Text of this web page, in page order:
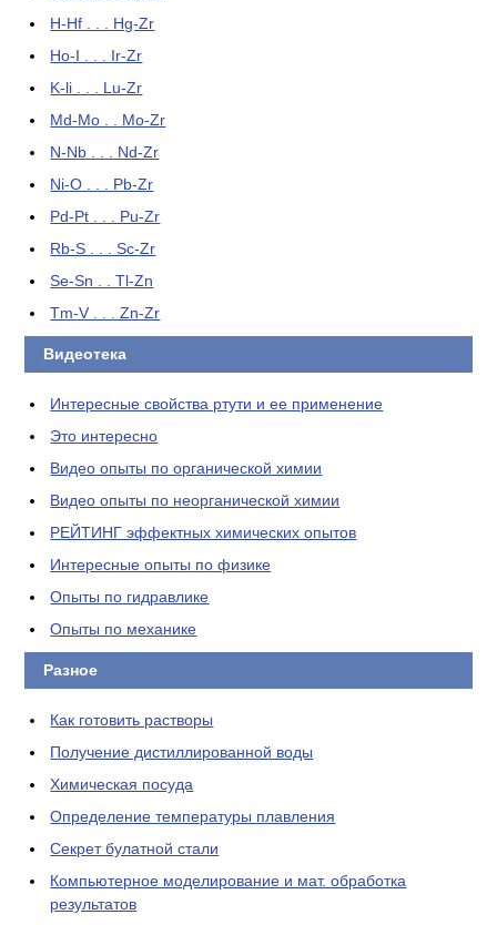
H-Hf . . . Hg-Zr
Ho-I . . . Ir-Zr
K-li . . . Lu-Zr
Md-Mo . . Mo-Zr
N-Nb . . . Nd-Zr
Ni-O . . . Pb-Zr
Pd-Pt . . . Pu-Zr
Rb-S . . . Sc-Zr
Se-Sn . . Tl-Zn
Tm-V . . . Zn-Zr
Видеотека
Интересные свойства ртути и ее применение
Это интересно
Видео опыты по органической химии
Видео опыты по неорганической химии
РЕЙТИНГ эффектных химических опытов
Интересные опыты по физике
Опыты по гидравлике
Опыты по механике
Разное
Как готовить растворы
Получение дистиллированной воды
Химическая посуда
Определение температуры плавления
Секрет булатной стали
Компьютерное моделирование и мат. обработка
результатов